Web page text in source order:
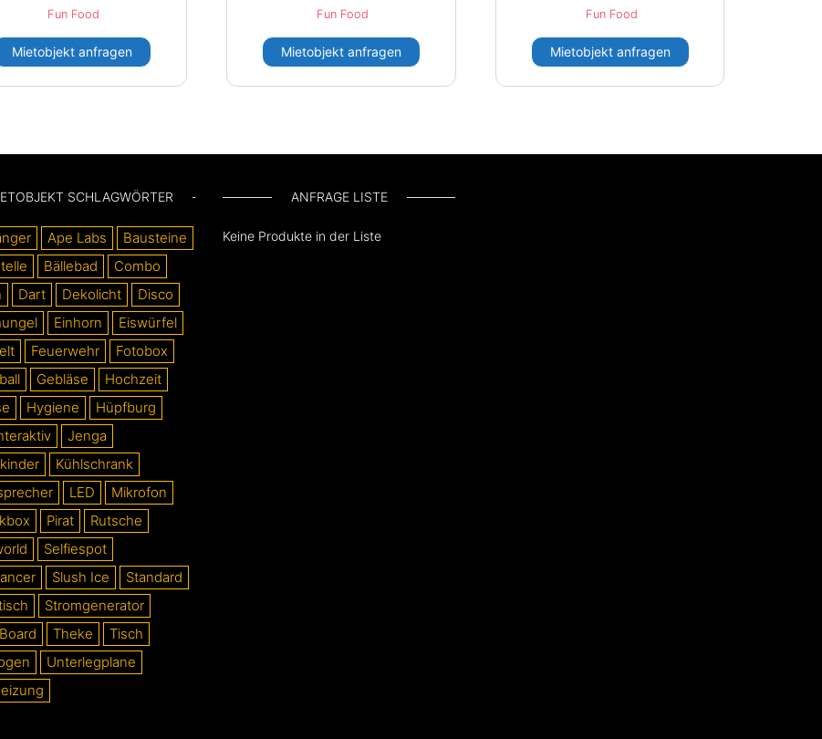
Fun Food
Mietobjekt anfragen
Fun Food
Mietobjekt anfragen
Fun Food
Mietobjekt anfragen
SCHLAGWÖRTER
Ape Labs
Bausteine
Bällebad
Combo
Dart Dekolicht
Disco
Einhorn
Eiswürfel
Feuerwehr
Fotobox
Gebläse
Hochzeit
Hygiene
Hüpfburg
Jenga
Kühlschrank
LED
Mikrofon
Pirat
Rutsche
Selfiespot
Slush Ice
Standard
Stromgenerator
Theke
Tisch
Unterlegplane
ANFRAGE LISTE
Keine Produkte in der Liste